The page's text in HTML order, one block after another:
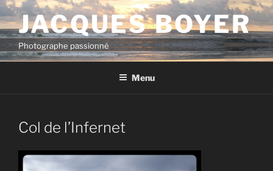
Aller
au
contenu
principal
JACQUES BOYER
Photographe passionné
Menu
Col de l’Infernet